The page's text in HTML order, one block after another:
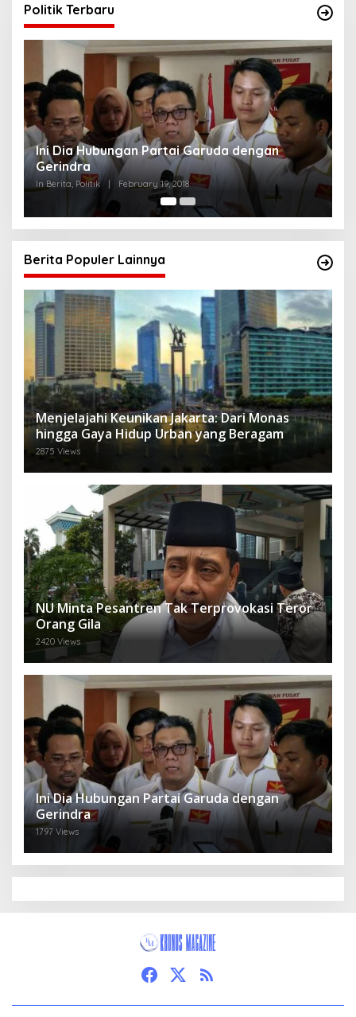
Politik Terbaru
Strategi PPP Menangkan Duet Ganjar dan Gus
Yasin
In Berita, Politik February 19, 2018
Berita Populer Lainnya
Menjelajahi Keunikan Jakarta: Dari Monas
hingga Gaya Hidup Urban yang Beragam
2875 Views
NU Minta Pesantren Tak Terprovokasi Teror
Orang Gila
2420 Views
Ini Dia Hubungan Partai Garuda dengan
Gerindra
1797 Views